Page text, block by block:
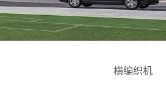
横编织机